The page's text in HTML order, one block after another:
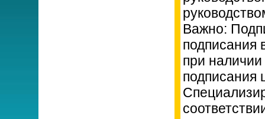
Важно:
подписания
при
подписания